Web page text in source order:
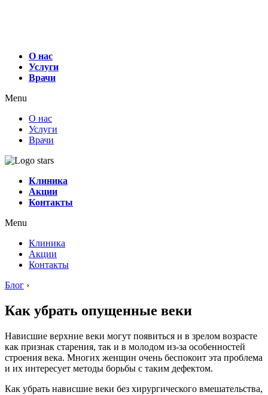
О нас
Услуги
Врачи
Menu
О нас
Услуги
Врачи
Клиника
Акции
Контакты
Menu
Клиника
Акции
Контакты
Блог ›
Как убрать опущенные веки
Нависшие верхние веки могут появиться и в зрелом возрасте
как признак старения, так и в молодом из-за особенностей
строения века. Многих женщин очень беспокоит эта проблема
и их интересует методы борьбы с таким дефектом.
Как убрать нависшие веки без хирургического вмешательства,